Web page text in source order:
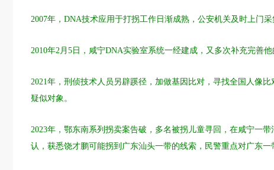
2007年，DNA技术应用于打拐工作日渐成熟，公安机关及时上门
2010年2月5日，咸宁DNA实验室系统一经建成，又多次补充完善
2021年，刑侦技术人员另辟蹊径，加做基因比对，寻找全国人像
疑似对象。
2023年，鄂东南系列拐卖案告破，多名被拐儿童寻回，在咸宁一
认，获悉饶才鹏可能拐到广东汕头一带的线索，民警重点对广东一